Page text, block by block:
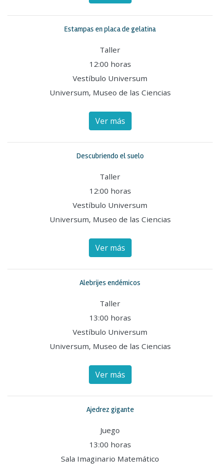
Estampas en placa de gelatina
Taller
12:00 horas
Vestíbulo Universum
Universum, Museo de las Ciencias
Ver más
Descubriendo el suelo
Taller
12:00 horas
Vestíbulo Universum
Universum, Museo de las Ciencias
Ver más
Alebrijes endémicos
Taller
13:00 horas
Vestíbulo Universum
Universum, Museo de las Ciencias
Ver más
Ajedrez gigante
Juego
13:00 horas
Sala Imaginario Matemático